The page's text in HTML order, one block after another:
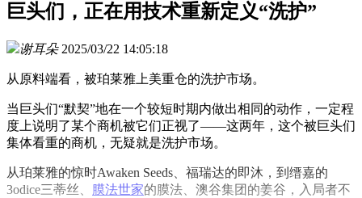
巨头们，正在用技术重新定义“洗护”
谢耳朵 2025/03/22 14:05:18
从原料端看，被珀莱雅上美重仓的洗护市场。
当巨头们“默契”地在一个较短时期内做出相同的动作，一定程
度上说明了某个商机被它们正视了——这两年，这个被巨头们
集体看重的商机，无疑就是洗护市场。
从珀莱雅的惊时Awaken Seeds、福瑞达的即沐，到缙嘉的
3odice三蒂丝、
膜法世家的膜法、澳谷集团的姜谷，入局者不